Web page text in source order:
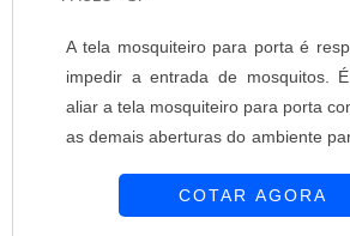
A tela mosquiteiro para porta é
impedir a entrada de mosquitos.
aliar a tela mosquiteiro para porta
as demais aberturas do ambiente
Proteção está presente no mercado
COTAR AGORA